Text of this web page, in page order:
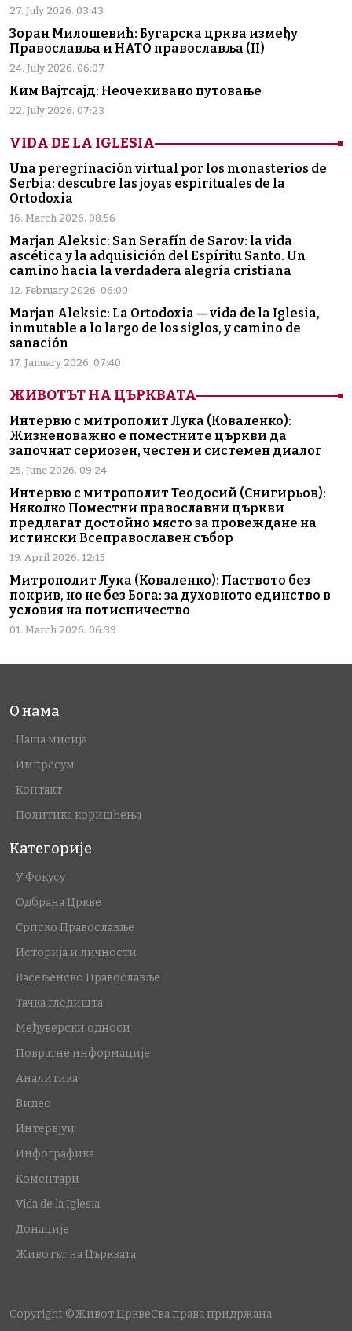
27. July 2026. 03:43
Зоран Милошевић: Бугарска црква између
Православља и НАТО православља (II)
24. July 2026. 06:07
Ким Вајтсајд: Неочекивано путовање
22. July 2026. 07:23
VIDA DE LA IGLESIA
Una peregrinación virtual por los monasterios de
Serbia: descubre las joyas espirituales de la
Ortodoxia
16. March 2026. 08:56
Marjan Aleksic: San Serafín de Sarov: la vida
ascética y la adquisición del Espíritu Santo. Un
camino hacia la verdadera alegría cristiana
12. February 2026. 06:00
Marjan Aleksic: La Ortodoxia — vida de la Iglesia,
inmutable a lo largo de los siglos, y camino de
sanación
17. January 2026. 07:40
ЖИВОТЪТ НА ЦЪРКВАТА
Интервю с митрополит Лука (Коваленко):
Жизненоважно е поместните църкви да
започнат сериозен, честен и системен диалог
25. June 2026. 09:24
Интервю с митрополит Теодосий (Снигирьов):
Няколко Поместни православни църкви
предлагат достойно място за провеждане на
истински Всеправославен събор
19. April 2026. 12:15
Митрополит Лука (Коваленко): Паството без
покрив, но не без Бога: за духовното единство в
условия на потисничество
01. March 2026. 06:39
О нама
Наша мисија
Импресум
Контакт
Политика коришћења
Категорије
У Фокусу
Одбрана Цркве
Српско Православље
Историја и личности
Васељенско Православље
Тачка гледишта
Међуверски односи
Повратне информације
Аналитика
Видео
Интервјуи
Инфографика
Коментари
Vida de la Iglesia
Донације
Животът на Църквата
Copyright ©Живот ЦрквеСва права придржана.